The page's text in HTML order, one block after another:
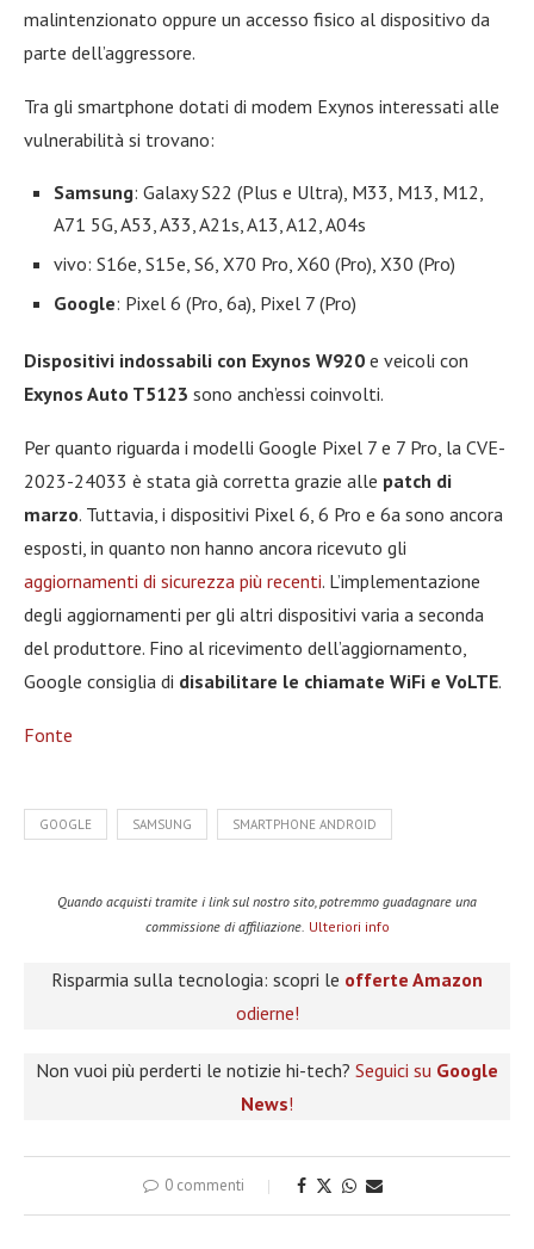
malintenzionato oppure un accesso fisico al dispositivo da
parte dell’aggressore.
Tra gli smartphone dotati di modem Exynos interessati alle
vulnerabilità si trovano:
Samsung: Galaxy S22 (Plus e Ultra), M33, M13, M12,
A71 5G, A53, A33, A21s, A13, A12, A04s
vivo: S16e, S15e, S6, X70 Pro, X60 (Pro), X30 (Pro)
Google: Pixel 6 (Pro, 6a), Pixel 7 (Pro)
Dispositivi indossabili con Exynos W920 e veicoli con
Exynos Auto T5123 sono anch’essi coinvolti.
Per quanto riguarda i modelli Google Pixel 7 e 7 Pro, la CVE-
2023-24033 è stata già corretta grazie alle patch di
marzo. Tuttavia, i dispositivi Pixel 6, 6 Pro e 6a sono ancora
esposti, in quanto non hanno ancora ricevuto gli
aggiornamenti di sicurezza più recenti. L’implementazione
degli aggiornamenti per gli altri dispositivi varia a seconda
del produttore. Fino al ricevimento dell’aggiornamento,
Google consiglia di disabilitare le chiamate WiFi e VoLTE.
Fonte
GOOGLE SAMSUNG SMARTPHONE ANDROID
Quando acquisti tramite i link sul nostro sito, potremmo guadagnare una
commissione di affiliazione. Ulteriori info
Risparmia sulla tecnologia: scopri le offerte Amazon
odierne!
Non vuoi più perderti le notizie hi-tech? Seguici su Google
News!
0 commenti